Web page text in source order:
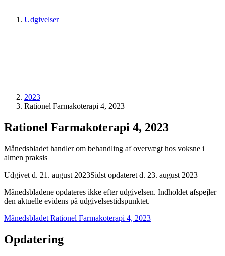
Udgivelser
2023
Rationel Farmakoterapi 4, 2023
Rationel Farmakoterapi 4, 2023
Månedsbladet handler om behandling af overvægt hos voksne i
almen praksis
Udgivet d. 21. august 2023Sidst opdateret d. 23. august 2023
Månedsbladene opdateres ikke efter udgivelsen. Indholdet afspejler
den aktuelle evidens på udgivelsestidspunktet.
Månedsbladet Rationel Farmakoterapi 4, 2023
Opdatering